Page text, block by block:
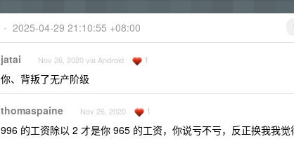
• 2025-04-29 21:10:55 +08:00
jatai Nov 26, 2020 via Android 1
你、背叛了无产阶级
thomaspaine Nov 26, 2020 1
996 的工资除以 2 才是你 965 的工资，你说亏不亏，反正换我我觉